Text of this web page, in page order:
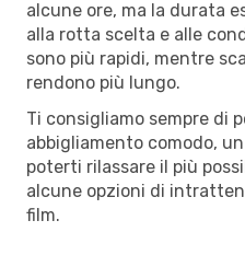
alcune ore, ma la durata
alla rotta scelta e alle
sono più rapidi, mentre
rendono più lungo.
Ti consigliamo sempre di
abbigliamento comodo,
poterti rilassare il più
alcune opzioni di
film.